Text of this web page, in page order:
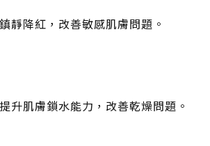
靜降紅，改善敏感肌膚問題。
升肌膚鎖水能力，改善乾燥問題。